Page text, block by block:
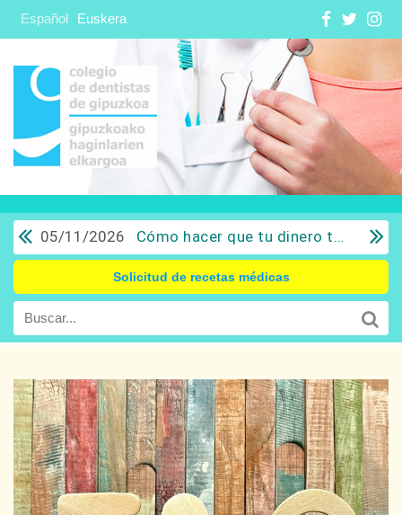
Español Euskera
05/11/2026 Cómo hacer que tu dinero trabaje para ti: Del ahorro a la inversión con sentido común.
Solicitud de recetas médicas